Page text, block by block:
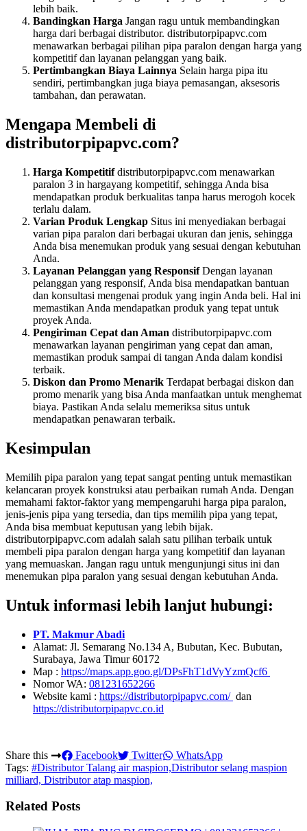
lebih baik.
Bandingkan Harga Jangan ragu untuk membandingkan
harga dari berbagai distributor. distributorpipapvc.com
menawarkan berbagai pilihan pipa paralon dengan harga yang
kompetitif dan layanan pelanggan yang baik.
Pertimbangkan Biaya Lainnya Selain harga pipa itu
sendiri, pertimbangkan juga biaya pemasangan, aksesoris
tambahan, dan perawatan.
Mengapa Membeli di
distributorpipapvc.com?
Harga Kompetitifdistributorpipapvc.com menawarkan
paralon 3 in hargayang kompetitif, sehingga Anda bisa
mendapatkan produk berkualitas tanpa harus merogoh kocek
terlalu dalam.
Varian Produk Lengkap Situs ini menyediakan berbagai
varian pipa paralon dari berbagai ukuran dan jenis, sehingga
Anda bisa menemukan produk yang sesuai dengan kebutuhan
Anda.
Layanan Pelanggan yang ResponsifDengan layanan
pelanggan yang responsif, Anda bisa mendapatkan bantuan
dan konsultasi mengenai produk yang ingin Anda beli. Hal ini
memastikan Anda mendapatkan produk yang tepat untuk
proyek Anda.
Pengiriman Cepat dan Aman distributorpipapvc.com
menawarkan layanan pengiriman yang cepat dan aman,
memastikan produk sampai di tangan Anda dalam kondisi
terbaik.
Diskon dan Promo Menarik Terdapat berbagai diskon dan
promo menarik yang bisa Anda manfaatkan untuk menghemat
biaya. Pastikan Anda selalu memeriksa situs untuk
mendapatkan penawaran terbaik.
Kesimpulan
Memilih pipa paralon yang tepat sangat penting untuk memastikan
kelancaran proyek konstruksi atau perbaikan rumah Anda. Dengan
memahami faktor-faktor yang mempengaruhi harga pipa paralon,
jenis-jenis pipa yang tersedia, dan tips memilih pipa yang tepat,
Anda bisa membuat keputusan yang lebih bijak.
distributorpipapvc.com adalah salah satu pilihan terbaik untuk
membeli pipa paralon dengan harga yang kompetitif dan layanan
yang memuaskan. Jangan ragu untuk mengunjungi situs ini dan
menemukan pipa paralon yang sesuai dengan kebutuhan Anda.
Untuk informasi lebih lanjut hubungi:
PT. Makmur Abadi
Alamat: Jl. Semarang No.134 A, Bubutan, Kec. Bubutan,
Surabaya, Jawa Timur 60172
Map : https://maps.app.goo.gl/DPsFhT1dVyYzmQcf6
Nomor WA: 081231652266
Website kami : https://distributorpipapvc.com/ dan
https://distributorpipapvc.co.id
Share this Facebook Twitter
WhatsApp
Tags: #Distributor Talang air maspion,Distributor selang maspion
milliard, Distributor atap maspion,
Related Posts